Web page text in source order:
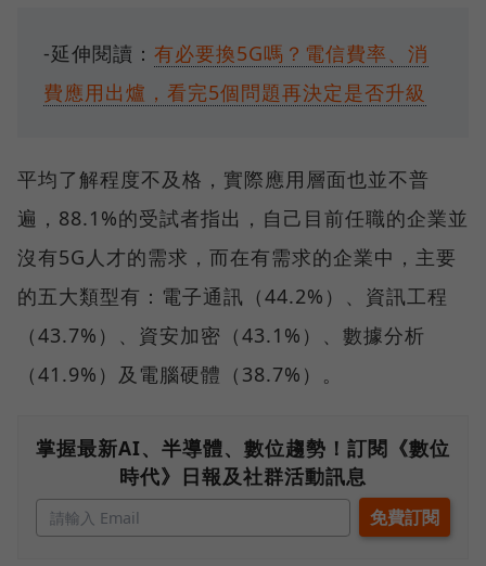
-延伸閱讀： 有必要換5G嗎？電信費率、消
費應用出爐，看完5個問題再決定是否升級
平均了解程度不及格，實際應用層面也並不普
遍，88.1%的受試者指出，自己目前任職的企業並
沒有5G人才的需求，而在有需求的企業中，主要
的五大類型有：電子通訊（44.2%）、資訊工程
（43.7%）、資安加密（43.1%）、數據分析
（41.9%）及電腦硬體（38.7%）。
掌握最新AI、半導體、數位趨勢！訂閱《數位
時代》日報及社群活動訊息